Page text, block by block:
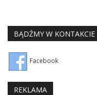
BĄDŹMY W KONTAKCIE
Facebook
REKLAMA